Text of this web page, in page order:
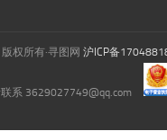
权所有·寻图网 沪ICP备
系 3629027749@qq.com